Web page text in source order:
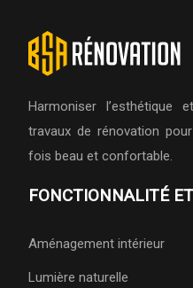
Harmoniser
travaux de rénovation
fois beau et confortable.
FONCTIONNALITÉ
Aménagement intérieur
Lumière naturelle